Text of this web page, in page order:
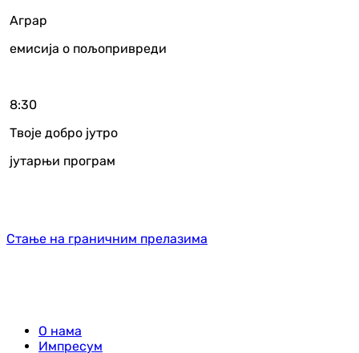
Аграр
емисија о пољопривреди
8:30
Твоје добро јутро
јутарњи програм
Стање на граничним прелазима
О нама
Импресум